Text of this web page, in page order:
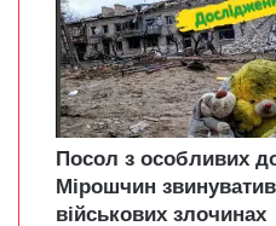
Посол з особливих
Мірошчин
військових злочинах